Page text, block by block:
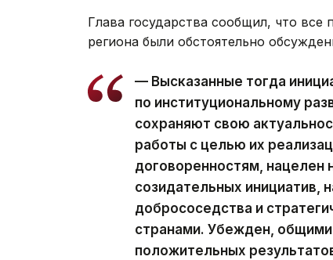
Глава государства сообщил, что
региона были обстоятельно
— Высказанные тогда
по институциональному
сохраняют свою
работы с целью их
договоренностям,
созидательных инициатив,
добрососедства и
странами. Убежден,
положительных